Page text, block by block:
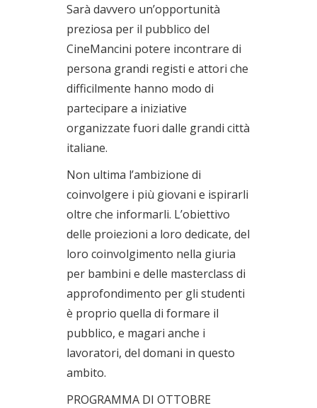
Sarà davvero un’opportunità
preziosa per il pubblico del
CineMancini potere incontrare di
persona grandi registi e attori che
difficilmente hanno modo di
partecipare a iniziative
organizzate fuori dalle grandi città
italiane.
Non ultima l’ambizione di
coinvolgere i più giovani e ispirarli
oltre che informarli. L’obiettivo
delle proiezioni a loro dedicate, del
loro coinvolgimento nella giuria
per bambini e delle masterclass di
approfondimento per gli studenti
è proprio quella di formare il
pubblico, e magari anche i
lavoratori, del domani in questo
ambito.
PROGRAMMA DI OTTOBRE